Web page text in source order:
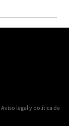
Aviso legal y política de